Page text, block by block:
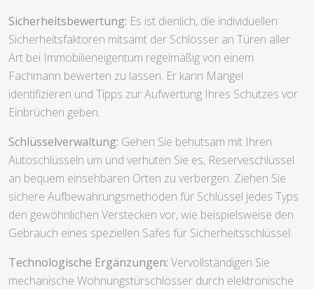
Sicherheitsbewertung: Es ist dienlich, die individuellen
Sicherheitsfaktoren mitsamt der Schlösser an Türen aller
Art bei Immobilieneigentum regelmäßig von einem
Fachmann bewerten zu lassen. Er kann Mängel
identifizieren und Tipps zur Aufwertung Ihres Schutzes vor
Einbrüchen geben.
Schlüsselverwaltung: Gehen Sie behutsam mit Ihren
Autoschlüsseln um und verhüten Sie es, Reserveschlüssel
an bequem einsehbaren Orten zu verbergen. Ziehen Sie
sichere Aufbewahrungsmethoden für Schlüssel jedes Typs
den gewöhnlichen Verstecken vor, wie beispielsweise den
Gebrauch eines speziellen Safes für Sicherheitsschlüssel.
Technologische Ergänzungen: Vervollständigen Sie
mechanische Wohnungstürschlösser durch elektronische